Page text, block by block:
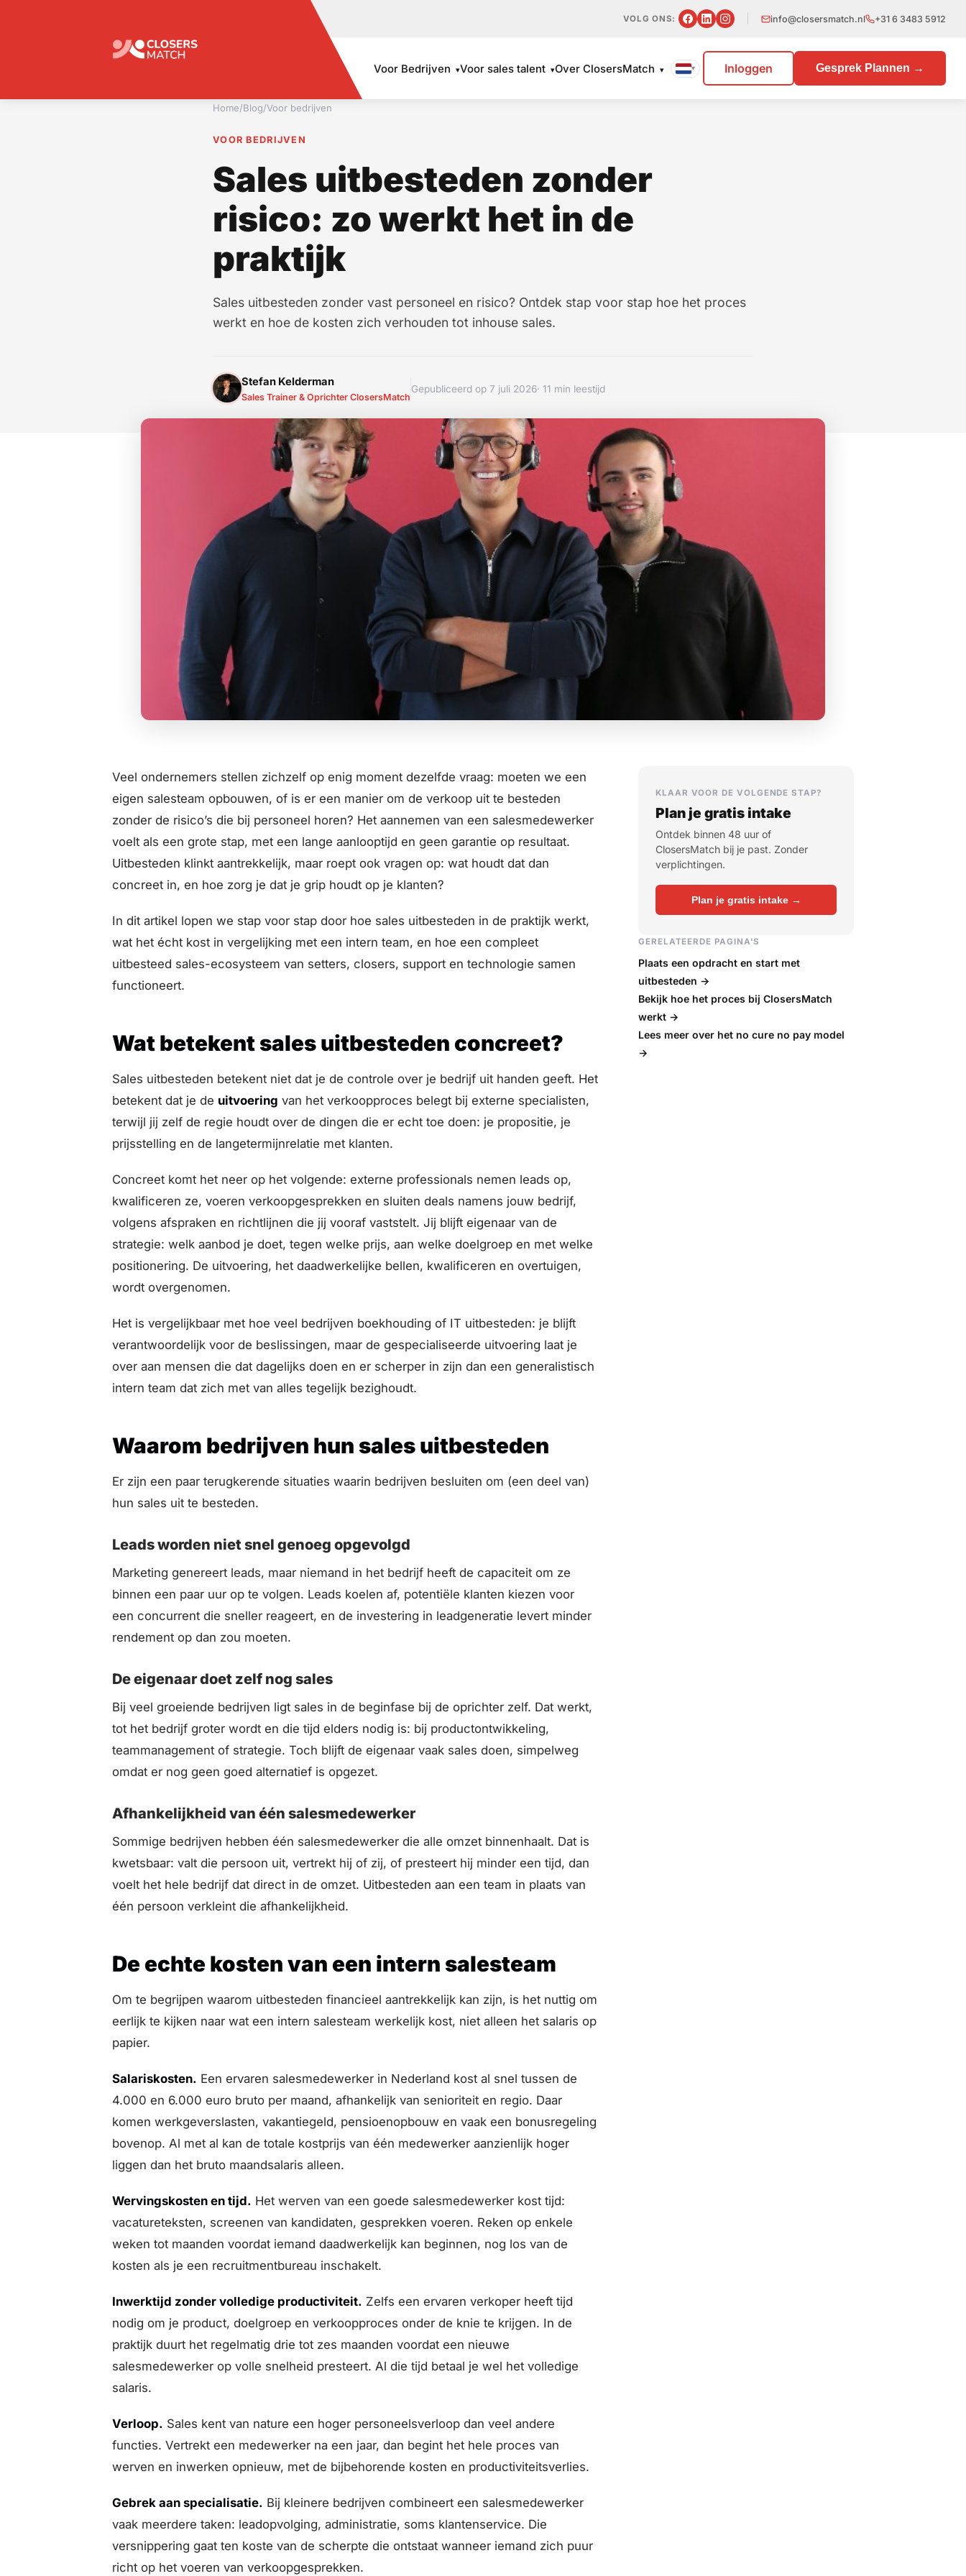
VOLG ONS: info@closersmatch.nl +31 6 3483 5912
Voor Bedrijven ▾Voor sales talent ▾Over ClosersMatch ▾ ▾ Inloggen Gesprek Plannen →
Home/Blog/Voor bedrijven
VOOR BEDRIJVEN
Sales uitbesteden zonder
risico: zo werkt het in de
praktijk
Sales uitbesteden zonder vast personeel en risico? Ontdek stap voor stap hoe het proces
werkt en hoe de kosten zich verhouden tot inhouse sales.
Stefan Kelderman
Sales Trainer & Oprichter ClosersMatch
Gepubliceerd op 7 juli 2026· 11 min leestijd
Veel ondernemers stellen zichzelf op enig moment dezelfde vraag: moeten we een
eigen salesteam opbouwen, of is er een manier om de verkoop uit te besteden
zonder de risico’s die bij personeel horen? Het aannemen van een salesmedewerker
voelt als een grote stap, met een lange aanlooptijd en geen garantie op resultaat.
Uitbesteden klinkt aantrekkelijk, maar roept ook vragen op: wat houdt dat dan
concreet in, en hoe zorg je dat je grip houdt op je klanten?
In dit artikel lopen we stap voor stap door hoe sales uitbesteden in de praktijk werkt,
wat het écht kost in vergelijking met een intern team, en hoe een compleet
uitbesteed sales-ecosysteem van setters, closers, support en technologie samen
functioneert.
Wat betekent sales uitbesteden concreet?
Sales uitbesteden betekent niet dat je de controle over je bedrijf uit handen geeft. Het
betekent dat je de uitvoering van het verkoopproces belegt bij externe specialisten,
terwijl jij zelf de regie houdt over de dingen die er echt toe doen: je propositie, je
prijsstelling en de langetermijnrelatie met klanten.
Concreet komt het neer op het volgende: externe professionals nemen leads op,
kwalificeren ze, voeren verkoopgesprekken en sluiten deals namens jouw bedrijf,
volgens afspraken en richtlijnen die jij vooraf vaststelt. Jij blijft eigenaar van de
strategie: welk aanbod je doet, tegen welke prijs, aan welke doelgroep en met welke
positionering. De uitvoering, het daadwerkelijke bellen, kwalificeren en overtuigen,
wordt overgenomen.
Het is vergelijkbaar met hoe veel bedrijven boekhouding of IT uitbesteden: je blijft
verantwoordelijk voor de beslissingen, maar de gespecialiseerde uitvoering laat je
over aan mensen die dat dagelijks doen en er scherper in zijn dan een generalistisch
intern team dat zich met van alles tegelijk bezighoudt.
Waarom bedrijven hun sales uitbesteden
Er zijn een paar terugkerende situaties waarin bedrijven besluiten om (een deel van)
hun sales uit te besteden.
Leads worden niet snel genoeg opgevolgd
Marketing genereert leads, maar niemand in het bedrijf heeft de capaciteit om ze
binnen een paar uur op te volgen. Leads koelen af, potentiële klanten kiezen voor
een concurrent die sneller reageert, en de investering in leadgeneratie levert minder
rendement op dan zou moeten.
De eigenaar doet zelf nog sales
Bij veel groeiende bedrijven ligt sales in de beginfase bij de oprichter zelf. Dat werkt,
tot het bedrijf groter wordt en die tijd elders nodig is: bij productontwikkeling,
teammanagement of strategie. Toch blijft de eigenaar vaak sales doen, simpelweg
omdat er nog geen goed alternatief is opgezet.
Afhankelijkheid van één salesmedewerker
Sommige bedrijven hebben één salesmedewerker die alle omzet binnenhaalt. Dat is
kwetsbaar: valt die persoon uit, vertrekt hij of zij, of presteert hij minder een tijd, dan
voelt het hele bedrijf dat direct in de omzet. Uitbesteden aan een team in plaats van
één persoon verkleint die afhankelijkheid.
De echte kosten van een intern salesteam
Om te begrijpen waarom uitbesteden financieel aantrekkelijk kan zijn, is het nuttig om
eerlijk te kijken naar wat een intern salesteam werkelijk kost, niet alleen het salaris op
papier.
Salariskosten. Een ervaren salesmedewerker in Nederland kost al snel tussen de
4.000 en 6.000 euro bruto per maand, afhankelijk van senioriteit en regio. Daar
komen werkgeverslasten, vakantiegeld, pensioenopbouw en vaak een bonusregeling
bovenop. Al met al kan de totale kostprijs van één medewerker aanzienlijk hoger
liggen dan het bruto maandsalaris alleen.
Wervingskosten en tijd. Het werven van een goede salesmedewerker kost tijd:
vacatureteksten, screenen van kandidaten, gesprekken voeren. Reken op enkele
weken tot maanden voordat iemand daadwerkelijk kan beginnen, nog los van de
kosten als je een recruitmentbureau inschakelt.
Inwerktijd zonder volledige productiviteit. Zelfs een ervaren verkoper heeft tijd
nodig om je product, doelgroep en verkoopproces onder de knie te krijgen. In de
praktijk duurt het regelmatig drie tot zes maanden voordat een nieuwe
salesmedewerker op volle snelheid presteert. Al die tijd betaal je wel het volledige
salaris.
Verloop. Sales kent van nature een hoger personeelsverloop dan veel andere
functies. Vertrekt een medewerker na een jaar, dan begint het hele proces van
werven en inwerken opnieuw, met de bijbehorende kosten en productiviteitsverlies.
Gebrek aan specialisatie. Bij kleinere bedrijven combineert een salesmedewerker
vaak meerdere taken: leadopvolging, administratie, soms klantenservice. Die
versnippering gaat ten koste van de scherpte die ontstaat wanneer iemand zich puur
richt op het voeren van verkoopgesprekken.
KLAAR VOOR DE VOLGENDE STAP?
Plan je gratis intake
Ontdek binnen 48 uur of
ClosersMatch bij je past. Zonder
verplichtingen.
Plan je gratis intake →
GERELATEERDE PAGINA'S
Plaats een opdracht en start met
uitbesteden →
Bekijk hoe het proces bij ClosersMatch
werkt →
Lees meer over het no cure no pay model
→